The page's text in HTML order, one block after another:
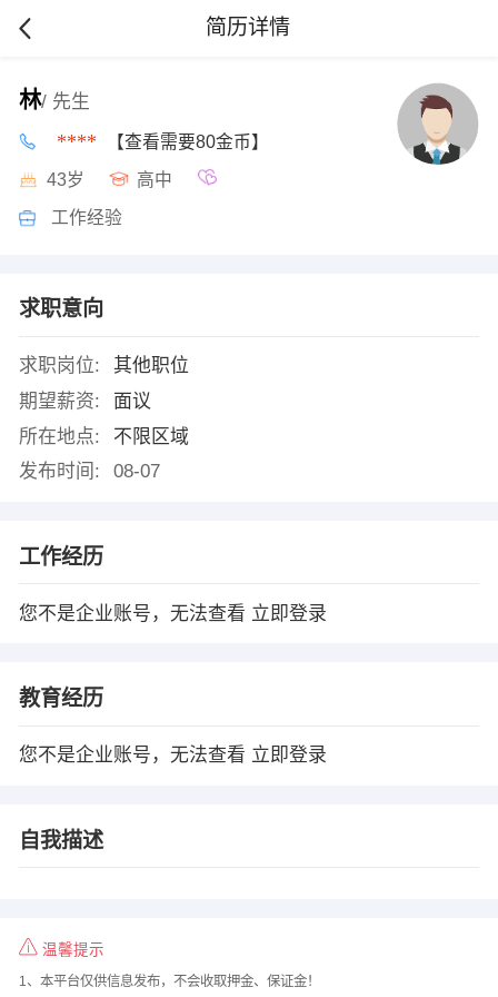
简历详情
林/ 先生
**** 【查看需要80金币】
43岁 高中
工作经验
求职意向
求职岗位:
其他职位
期望薪资:
面议
所在地点:
不限区域
发布时间:
08-07
工作经历
您不是企业账号，无法查看 立即登录
教育经历
您不是企业账号，无法查看 立即登录
自我描述
温馨提示
1、本平台仅供信息发布，不会收取押金、保证金！